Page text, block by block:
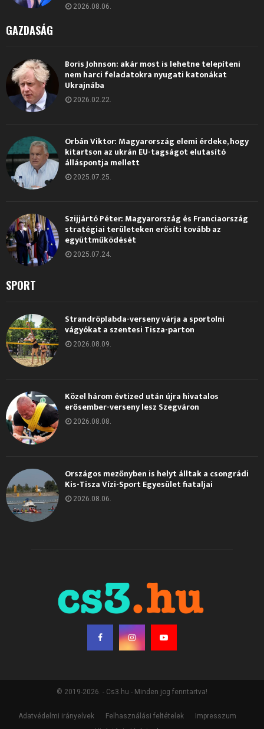
2026.08.06.
GAZDASÁG
Boris Johnson: akár most is lehetne telepíteni
nem harci feladatokra nyugati katonákat
Ukrajnába
2026.02.22.
Orbán Viktor: Magyarország elemi érdeke, hogy
kitartson az ukrán EU-tagságot elutasító
álláspontja mellett
2025.07.25.
Szijjártó Péter: Magyarország és Franciaország
stratégiai területeken erősíti tovább az
együttműködését
2025.07.24.
SPORT
Strandröplabda-verseny várja a sportolni
vágyókat a szentesi Tisza-parton
2026.08.09.
Közel három évtized után újra hivatalos
erősember-verseny lesz Szegváron
2026.08.08.
Országos mezőnyben is helyt álltak a csongrádi
Kis-Tisza Vízi-Sport Egyesület fiataljai
2026.08.06.
© 2019-2026. - Cs3.hu - Minden jog fenntartva!
Adatvédelmi irányelvek Felhasználási feltételek
Impresszum